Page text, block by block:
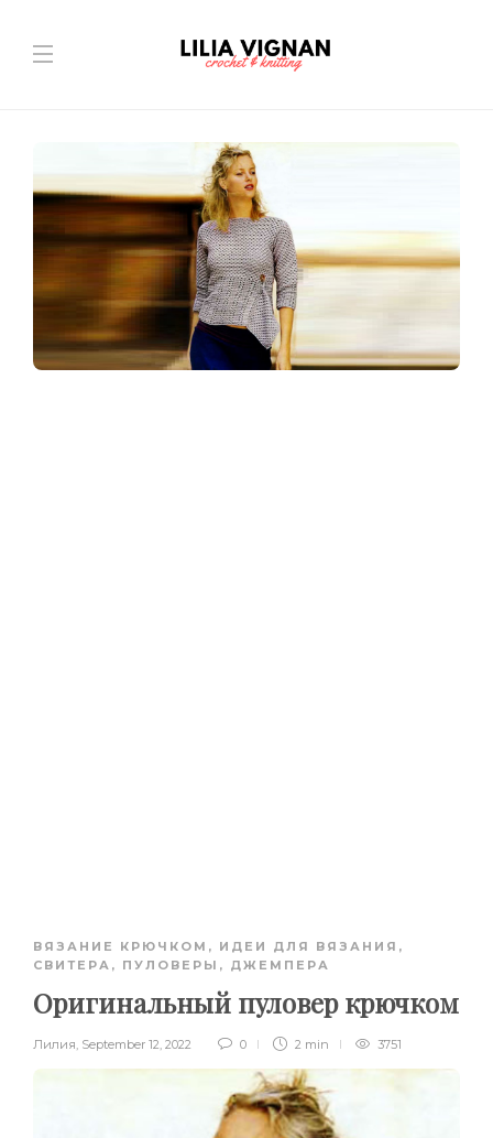
ВЯЗАНИЕ КРЮЧКОМ , ИДЕИ ДЛЯ ВЯЗАНИЯ ,
СВИТЕРА, ПУЛОВЕРЫ, ДЖЕМПЕРА
Оригинальный пуловер крючком
Лилия, September 12, 2022 0 2 min 3751